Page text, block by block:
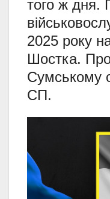
того ж дня.
2025 року
Шостка.
Сумському
СП.